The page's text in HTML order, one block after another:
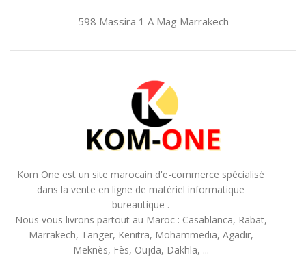
598 Massira 1 A Mag Marrakech
Kom One est un site marocain d'e-commerce spécialisé
dans la vente en ligne de matériel informatique
bureautique .
Nous vous livrons partout au Maroc : Casablanca, Rabat,
Marrakech, Tanger, Kenitra, Mohammedia, Agadir,
Meknès, Fès, Oujda, Dakhla, ...